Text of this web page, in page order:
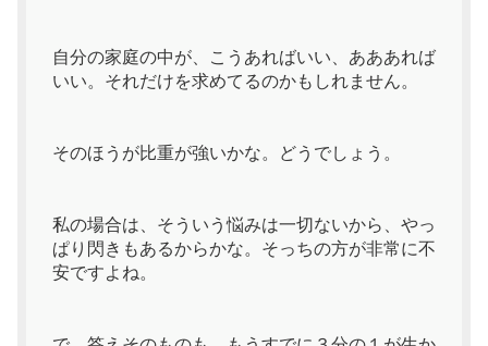
自分の家庭の中が、こうあればいい、あああれば
いい。それだけを求めてるのかもしれません。
そのほうが比重が強いかな。どうでしょう。
私の場合は、そういう悩みは一切ないから、やっ
ぱり閃きもあるからかな。そっちの方が非常に不
安ですよね。